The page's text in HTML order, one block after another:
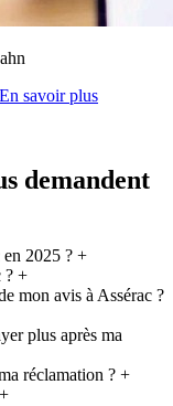
En savoir plus
demandent
2025 ?+
?+
mon avis à Assérac ?
plus après ma
réclamation ?+